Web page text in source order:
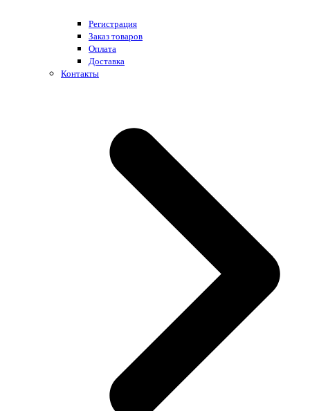
Регистрация
Заказ товаров
Оплата
Доставка
Контакты